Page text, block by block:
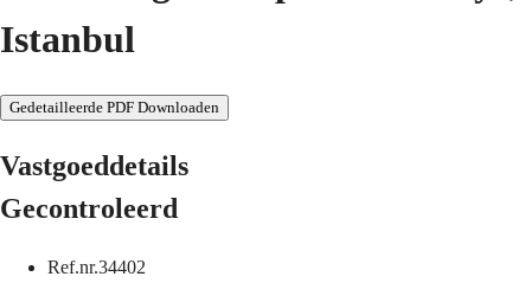
Istanbul
Gedetailleerde PDF Downloaden
Vastgoeddetails
Gecontroleerd
Ref.nr.34402